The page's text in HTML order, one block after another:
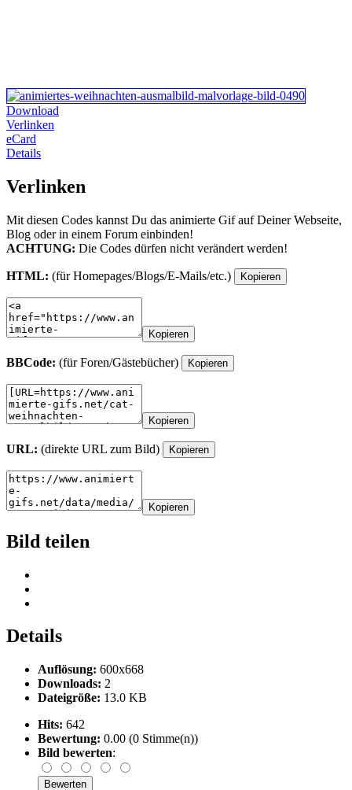
Download
Verlinken
eCard
Details
Verlinken
Mit diesen Codes kannst Du das animierte Gif auf Deiner Webseite,
Blog oder in einem Forum einbinden!
ACHTUNG: Die Codes dürfen nicht verändert werden!
HTML: (für Homepages/Blogs/E-Mails/etc.) Kopieren
Kopieren
BBCode: (für Foren/Gästebücher) Kopieren
Kopieren
URL: (direkte URL zum Bild) Kopieren
Kopieren
Bild teilen
Details
Auflösung: 600x668
Downloads: 2
Dateigröße: 13.0 KB
Hits: 642
Bewertung: 0.00 (0 Stimme(n))
Bild bewerten: